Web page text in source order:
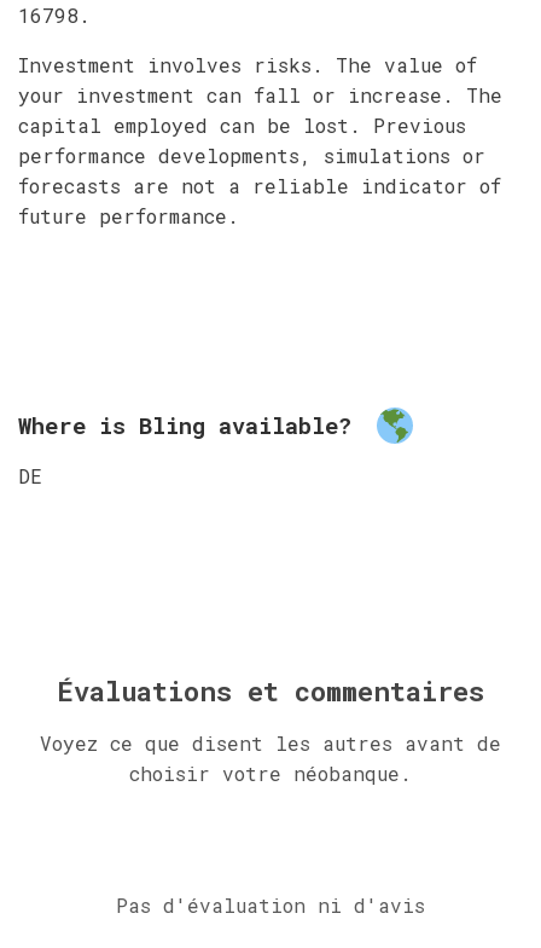
16798.
Investment involves risks. The value of
your investment can fall or increase. The
capital employed can be lost. Previous
performance developments, simulations or
forecasts are not a reliable indicator of
future performance.
Where is Bling available?
DE
Évaluations et commentaires
Voyez ce que disent les autres avant de
choisir votre néobanque.
Pas d'évaluation ni d'avis